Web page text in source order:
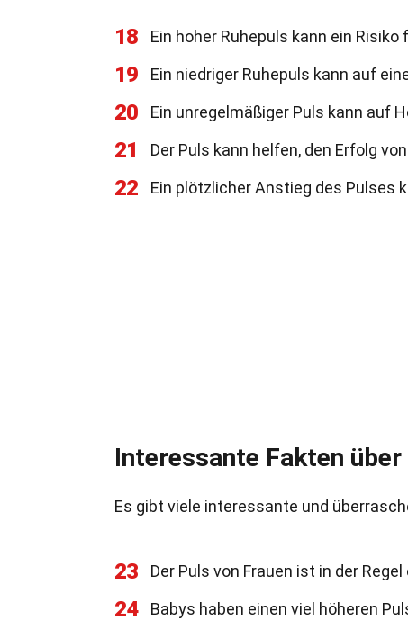
18 Ein hoher Ruhepuls kann ein
19 Ein niedriger Ruhepuls kann auf
20 Ein unregelmäßiger Puls kann auf
21 Der Puls kann helfen, den Erfolg
22 Ein plötzlicher Anstieg des Pulses
Interessante Fakten über
Es gibt viele interessante und
23 Der Puls von Frauen ist in der
24 Babys haben einen viel höheren